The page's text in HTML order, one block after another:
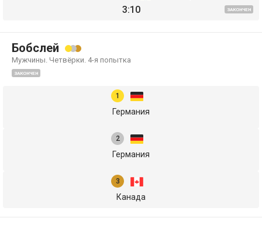
3:10 ЗАКОНЧЕН
Бобслей
Мужчины. Четвёрки. 4-я попытка
ЗАКОНЧЕН
Германия
Германия
Канада